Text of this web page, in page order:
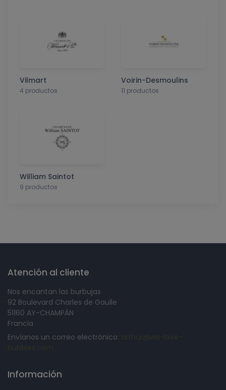
Vilmart
4 productos
Voirin-Desmoulins
11 productos
William Saintot
9 productos
Atención al cliente
Nos encantan las burbujas
92 Boulevard Charles de Gaulle
51160 AY-CHAMPÁN
Francia
Envíanos un correo electrónico:
Información